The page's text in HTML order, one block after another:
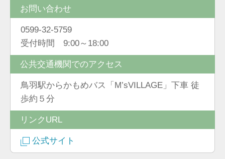
お問い合わせ
0599-32-5759
受付時間 9:00～18:00
公共交通機関でのアクセス
鳥羽駅からかもめバス「M’sVILLAGE」下車 徒
歩約５分
リンクURL
公式サイト